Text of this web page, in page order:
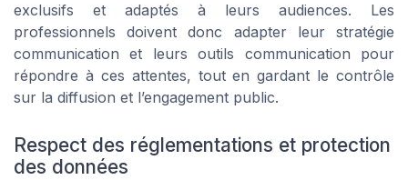
exclusifs et adaptés à leurs audiences. Les
professionnels doivent donc adapter leur stratégie
communication et leurs outils communication pour
répondre à ces attentes, tout en gardant le contrôle
sur la diffusion et l’engagement public.
Respect des réglementations et protection
des données